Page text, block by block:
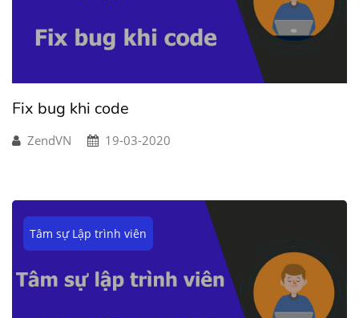
Fix bug khi code
ZendVN 19-03-2020
Tâm sự Lập trình viên